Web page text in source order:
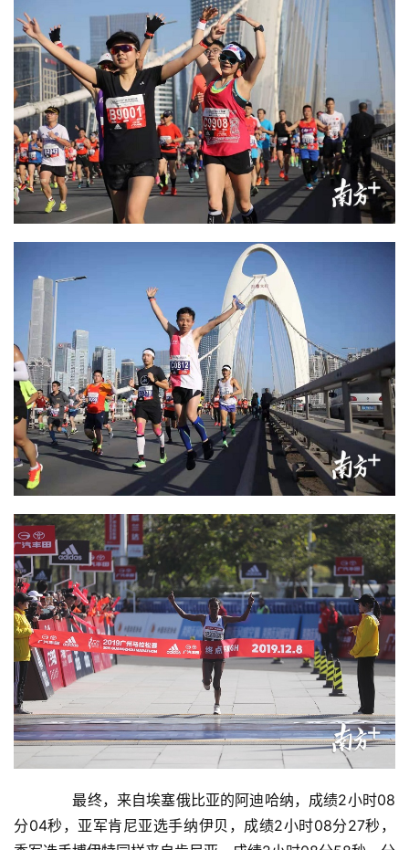
康
资
讯
关
于
我
们
联
们
最终，来自埃塞俄比亚的阿迪哈纳，成绩2小时08
分04秒，亚军肯尼亚选手纳伊贝，成绩2小时08分27秒，